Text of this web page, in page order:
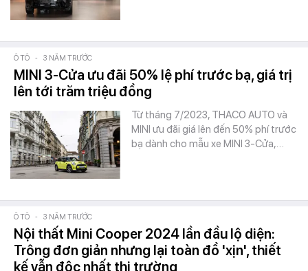
Ô TÔ - 3 NĂM TRƯỚC
MINI 3-Cửa ưu đãi 50% lệ phí trước bạ, giá trị
lên tới trăm triệu đồng
Từ tháng 7/2023, THACO AUTO và
MINI ưu đãi giá lên đến 50% phí trước
bạ dành cho mẫu xe MINI 3-Cửa,…
Ô TÔ - 3 NĂM TRƯỚC
Nội thất Mini Cooper 2024 lần đầu lộ diện:
Trông đơn giản nhưng lại toàn đồ 'xịn', thiết
kế vẫn độc nhất thị trường